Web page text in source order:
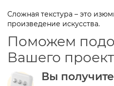
Сложная текстура – это
произведение искусства.
Поможем
Вашего
Вы